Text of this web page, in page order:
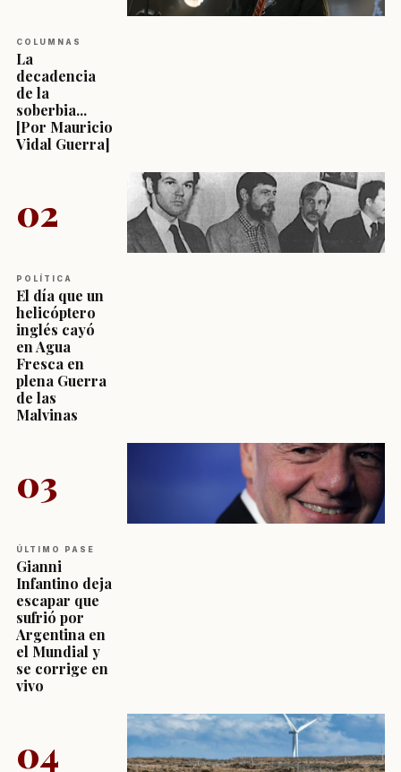
COLUMNAS
La
decadencia
de la
soberbia...
[Por Mauricio
Vidal Guerra]
02
POLÍTICA
El día que un
helicóptero
inglés cayó
en Agua
Fresca en
plena Guerra
de las
Malvinas
03
ÚLTIMO PASE
Gianni
Infantino deja
escapar que
sufrió por
Argentina en
el Mundial y
se corrige en
vivo
04